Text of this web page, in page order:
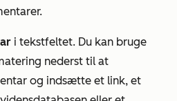
i tekstfeltet. Du kan bruge
nederst til at
og indsætte et link, et